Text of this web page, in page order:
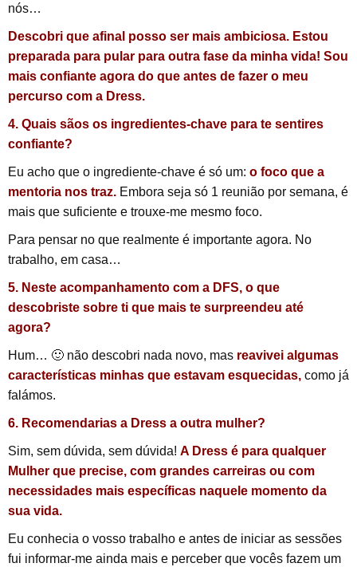
nós…
Descobri que afinal posso ser mais ambiciosa. Estou
preparada para pular para outra fase da minha vida! Sou
mais confiante agora do que antes de fazer o meu
percurso com a Dress.
4. Quais sãos os ingredientes-chave para te sentires
confiante?
Eu acho que o ingrediente-chave é só um: o foco que a
mentoria nos traz. Embora seja só 1 reunião por semana, é
mais que suficiente e trouxe-me mesmo foco.
Para pensar no que realmente é importante agora. No
trabalho, em casa…
5. Neste acompanhamento com a DFS, o que
descobriste sobre ti que mais te surpreendeu até
agora?
Hum… 🙂 não descobri nada novo, mas reavivei algumas
características minhas que estavam esquecidas, como já
falámos.
6. Recomendarias a Dress a outra mulher?
Sim, sem dúvida, sem dúvida! A Dress é para qualquer
Mulher que precise, com grandes carreiras ou com
necessidades mais específicas naquele momento da
sua vida.
Eu conhecia o vosso trabalho e antes de iniciar as sessões
fui informar-me ainda mais e perceber que vocês fazem um